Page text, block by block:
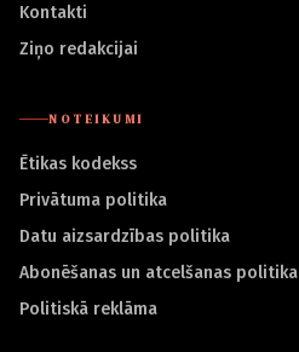
Kontakti
Ziņo redakcijai
NOTEIKUMI
Ētikas kodekss
Privātuma politika
Datu aizsardzības politika
Abonēšanas un atcelšanas politika
Politiskā reklāma